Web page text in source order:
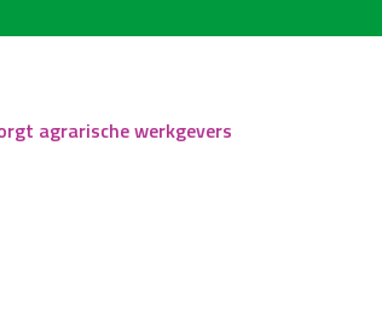
agrarische werkgevers